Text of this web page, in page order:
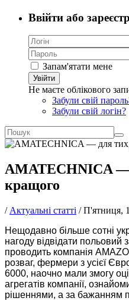
Ввійти або
Запам'ятати мене
Увійти
Не маєте облікового
Забули свій
Забули свій логін?
AMATECHNICA —
кращого
/ Актуальні статті /П'ятниця,
Нещодавно більше сотні
нагоду відвідати польовий
проводить компанія
розваг, фермери з усієї
6000, наочно мали змогу
агрегатів компанії,
рішеннями, а за бажанням